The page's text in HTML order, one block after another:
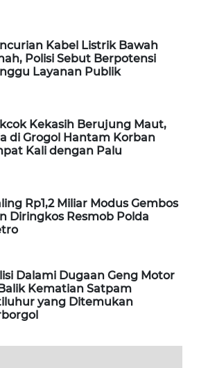
Kabel Listrik Bawah
Polisi Sebut Berpotensi
Layanan Publik
Kekasih Berujung Maut,
di Grogol Hantam Korban
Kali dengan Palu
Rp1,2 Miliar Modus Gembos
Diringkos Resmob Polda
Dalami Dugaan Geng Motor
Kematian Satpam
yang Ditemukan